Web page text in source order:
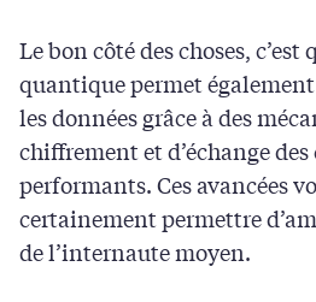
Le bon côté des choses,
quantique permet
les données grâce à des
chiffrement et d’échange
performants. Ces avancées
certainement permettre
de l’internaute moyen.